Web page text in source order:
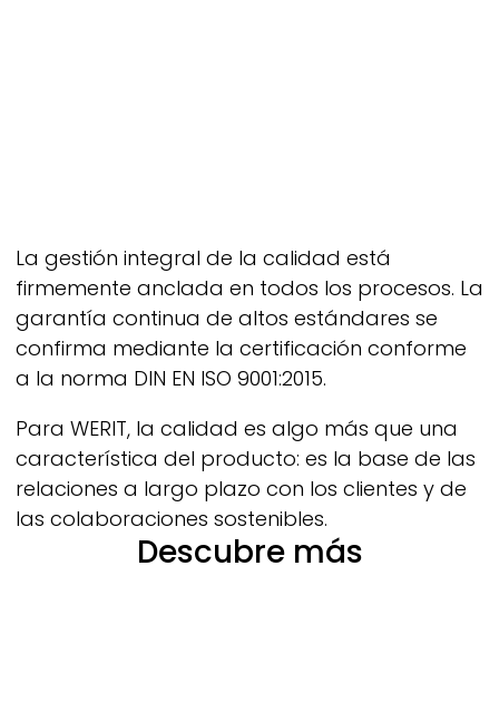
La gestión integral de la calidad está
firmemente anclada en todos los procesos. La
garantía continua de altos estándares se
confirma mediante la certificación conforme
a la norma DIN EN ISO 9001:2015.
Para WERIT,la calidad es algo más que una
característica del producto: es la base de las
relaciones a largo plazo con los clientes y de
las colaboraciones sostenibles.
Descubre más